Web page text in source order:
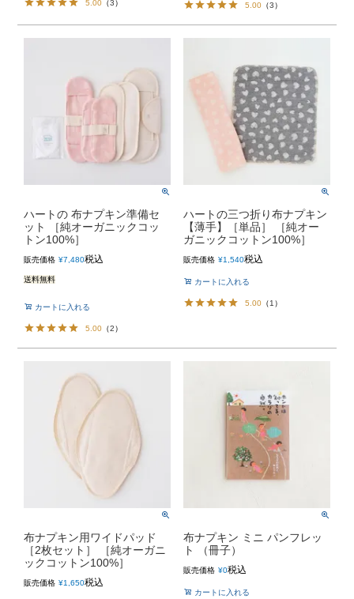
5.00 （3） 5.00 （3）
ハートの 布ナプキン準備セ
ット ［純オーガニックコッ
トン100%］
販売価格 ¥7,480税込
送料無料
カートに入れる
5.00 （2）
ハートの三つ折り布ナプキン
【薄手】［単品］ ［純オー
ガニックコットン100%］
販売価格 ¥1,540税込
カートに入れる
5.00 （1 ）
布ナプキン用ワイドパッド
［2枚セット］ ［純オーガニ
ックコットン100%］
販売価格 ¥1,650税込
布ナプキン ミニ パンフレッ
ト （冊子）
販売価格 ¥0税込
カートに入れる